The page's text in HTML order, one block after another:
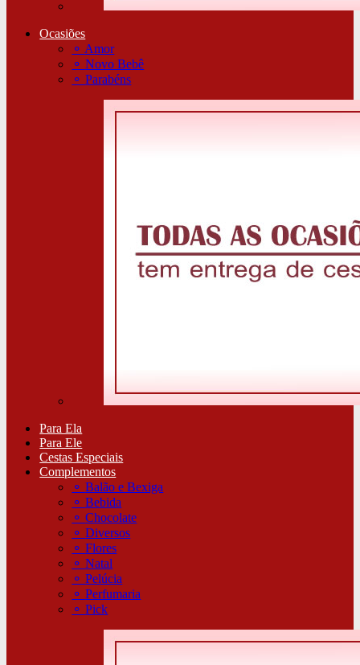
Ocasiões
⚬ Amor
⚬Novo Bebê
⚬Parabéns
Para Ela
Para Ele
Cestas Especiais
Complementos
⚬Balão e Bexiga
⚬Bebida
⚬Chocolate
⚬Diversos
⚬Flores
⚬Natal
⚬Pelúcia
⚬Perfumaria
⚬Pick